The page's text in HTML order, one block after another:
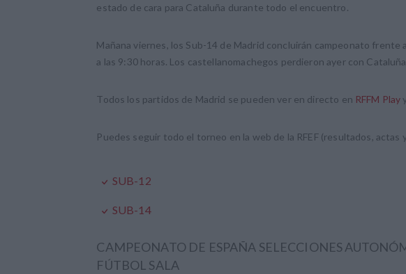
estado de cara para Cataluña durante todo el encuentro.
Mañana viernes, los Sub-14 de Madrid concluirán campeonato frente
a las 9:30 horas. Los castellanomachegos perdieron ayer con
Todos los partidos de Madrid se pueden ver en directo en RFFM Play
Puedes seguir todo el torneo en la web de la RFEF (resultados, actas
SUB-12
SUB-14
CAMPEONATO DE ESPAÑA SELECCIONES
FÚTBOL SALA